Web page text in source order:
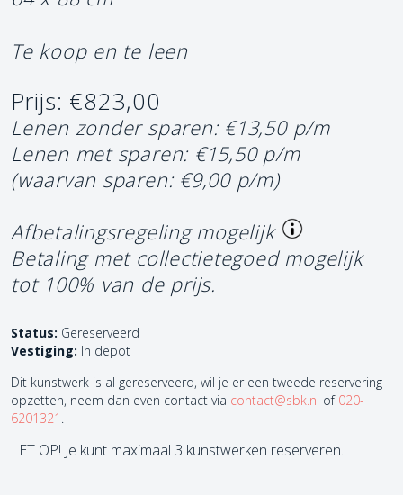
Te koop en te leen
Prijs: €823,00
Lenen zonder sparen: €13,50 p/m
Lenen met sparen: €15,50 p/m
(waarvan sparen: €9,00 p/m)
Afbetalingsregeling mogelijk
Betaling met collectietegoed mogelijk
tot 100% van de prijs.
Status: Gereserveerd
Vestiging: In depot
Dit kunstwerk is al gereserveerd, wil je er een tweede reservering
opzetten, neem dan even contact via contact@sbk.nl of 020-
6201321 .
LET OP! Je kunt maximaal 3 kunstwerken reserveren.